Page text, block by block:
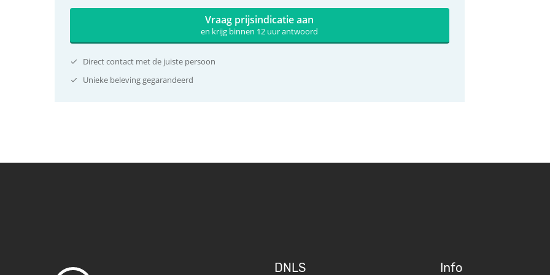
Vraag prijsindicatie aan
en krijg binnen 12 uur antwoord
Direct contact met de juiste persoon
Unieke beleving gegarandeerd
DNLS Info